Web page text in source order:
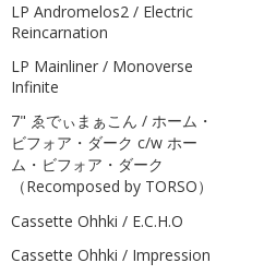
LP Andromelos2 / Electric
Reincarnation
LP Mainliner / Monoverse
Infinite
7" ゑでぃまぁこん / ホーム・
ビフォア・ダーク c/w ホー
ム・ビフォア・ダーク
（Recomposed by TORSO）
Cassette Ohhki / E.C.H.O
Cassette Ohhki / Impression